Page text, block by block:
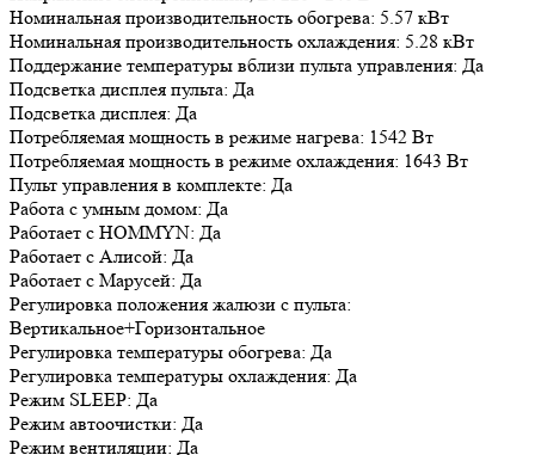
Номинальная производительность обогрева: 5.57 кВт
Номинальная производительность охлаждения: 5.28 кВт
Поддержание температуры вблизи пульта управления: Да
Подсветка дисплея пульта: Да
Подсветка дисплея: Да
Потребляемая мощность в режиме нагрева: 1542 Вт
Потребляемая мощность в режиме охлаждения: 1643 Вт
Пульт управления в комплекте: Да
Работа с умным домом: Да
Работает с HOMMYN: Да
Работает с Алисой: Да
Работает с Марусей: Да
Регулировка положения жалюзи с пульта:
Вертикальное+Горизонтальное
Регулировка температуры обогрева: Да
Регулировка температуры охлаждения: Да
Режим SLEEP: Да
Режим автоочистки: Да
Режим вентиляции: Да